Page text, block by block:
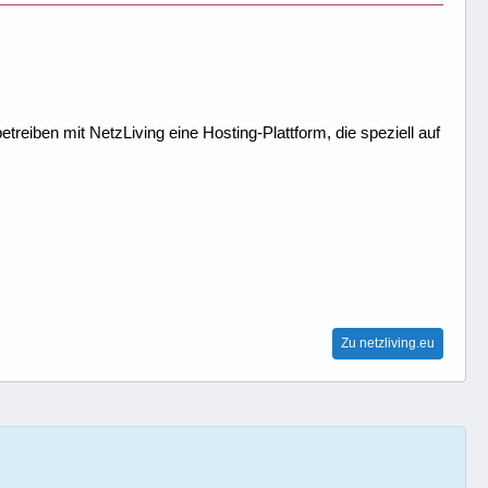
mit NetzLiving eine Hosting-Plattform, die speziell auf
Zu netzliving.eu